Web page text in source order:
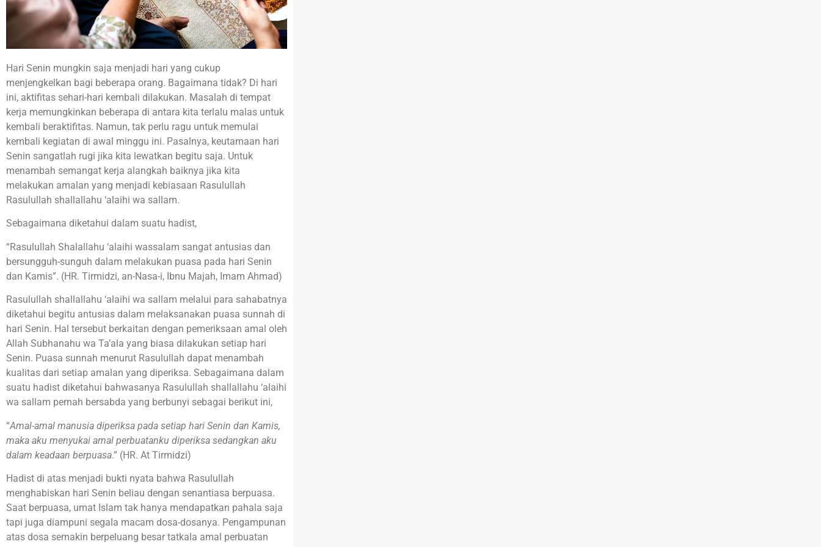
Hari Senin mungkin saja menjadi hari yang cukup
menjengkelkan bagi beberapa orang. Bagaimana tidak? Di hari
ini, aktifitas sehari-hari kembali dilakukan. Masalah di tempat
kerja memungkinkan beberapa di antara kita terlalu malas untuk
kembali beraktifitas. Namun, tak perlu ragu untuk memulai
kembali kegiatan di awal minggu ini. Pasalnya, keutamaan hari
Senin sangatlah rugi jika kita lewatkan begitu saja. Untuk
menambah semangat kerja alangkah baiknya jika kita
melakukan amalan yang menjadi kebiasaan Rasulullah
Rasulullah shallallahu ‘alaihi wa sallam.
Sebagaimana diketahui dalam suatu hadist,
“Rasulullah Shalallahu ‘alaihi wassalam sangat antusias dan
bersungguh-sunguh dalam melakukan puasa pada hari Senin
dan Kamis”. (HR. Tirmidzi, an-Nasa-i, Ibnu Majah, Imam Ahmad)
Rasulullah shallallahu ‘alaihi wa sallam melalui para sahabatnya
diketahui begitu antusias dalam melaksanakan puasa sunnah di
hari Senin. Hal tersebut berkaitan dengan pemeriksaan amal oleh
Allah Subhanahu wa Ta’ala yang biasa dilakukan setiap hari
Senin. Puasa sunnah menurut Rasulullah dapat menambah
kualitas dari setiap amalan yang diperiksa. Sebagaimana dalam
suatu hadist diketahui bahwasanya Rasulullah shallallahu ‘alaihi
wa sallam pernah bersabda yang berbunyi sebagai berikut ini,
“Amal-amal manusia diperiksa pada setiap hari Senin dan Kamis,
maka aku menyukai amal perbuatanku diperiksa sedangkan aku
dalam keadaan berpuasa.” (HR. At Tirmidzi)
Hadist di atas menjadi bukti nyata bahwa Rasulullah
menghabiskan hari Senin beliau dengan senantiasa berpuasa.
Saat berpuasa, umat Islam tak hanya mendapatkan pahala saja
tapi juga diampuni segala macam dosa-dosanya. Pengampunan
atas dosa semakin berpeluang besar tatkala amal perbuatan